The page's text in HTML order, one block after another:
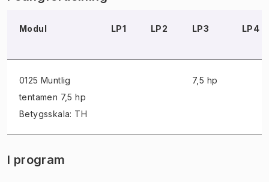
Modul LP1 LP2 LP3 LP4
0125 Muntlig
tentamen 7,5 hp
Betygsskala: TH
7,5 hp
I program